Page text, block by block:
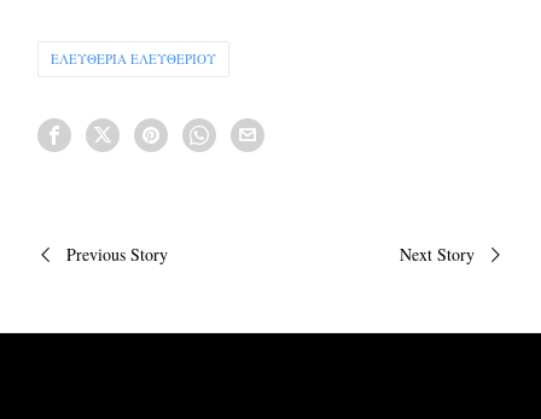
ΕΛΕΥΘΕΡΙΑ ΕΛΕΥΘΕΡΙΟΥ
Πλοήγηση
Previous Story Next Story